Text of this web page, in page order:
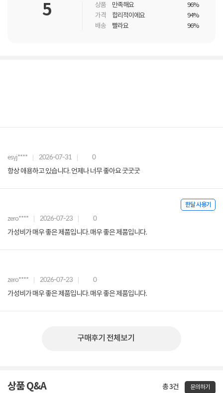
5 상품 만족해요
96%
가격
합리적이에요
94%
배송
빨라요 96%
esyj**** 2026-07-31 0
항상 애용하고 있습니다. 언제나 너무 좋아요 굿굿굿
한달 사용기
zero**** 2026-07-23 0
가성비가 매우 좋은 제품입니다. 매우 좋은 제품입니다.
zero**** 2026-07-23 0
가성비가 매우 좋은 제품입니다. 매우 좋은 제품입니다.
구매후기 전체보기
상품 Q&A 총 3건 문의하기